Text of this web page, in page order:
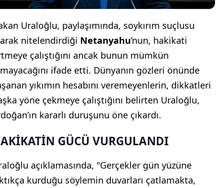
Uraloğlu, paylaşımında, soykırım suçlusu
nitelendirdiği Netanyahu’nun, hakikati
çalıştığını ancak bunun mümkün
ifade etti. Dünyanın gözleri önünde
yıkımın hesabını veremeyenlerin, dikkatleri
yöne çekmeye çalıştığını belirten Uraloğlu,
kararlı duruşunu öne çıkardı.
GÜCÜ VURGULANDI
açıklamasında, "Gerçekler gün yüzüne
kurduğu söylemin duvarları çatlamakta,